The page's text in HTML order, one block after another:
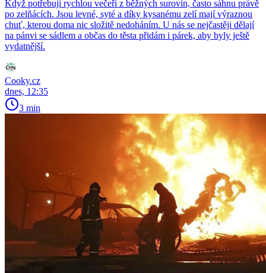
Když potřebuji rychlou večeři z běžných surovin, často sáhnu právě
po zelňácích. Jsou levné, syté a díky kysanému zelí mají výraznou
chuť, kterou doma nic složitě nedoháním. U nás se nejčastěji dělají
na pánvi se sádlem a občas do těsta přidám i párek, aby byly ještě
vydatnější.
Cooky.cz
dnes, 12:35
3 min